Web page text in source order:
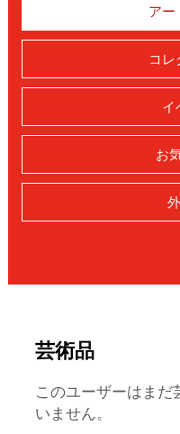
ア
コ
イ
お
芸術品
このユーザーはまだ
いません。